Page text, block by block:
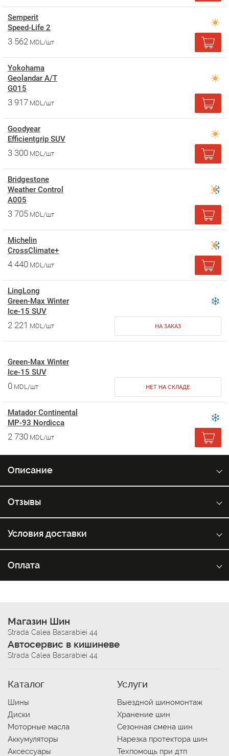
Semperit
Speed-Life 2
3 562 MDL/шт
Yokohama
Geolandar A/T
G015
3 917 MDL/шт
Goodyear
Efficientgrip SUV
3 300 MDL/шт
Bridgestone
Weather Control
A005
3 705 MDL/шт
Michelin
CrossClimate+
4 440 MDL/шт
LingLong
Green-Max Winter
Ice-15 SUV
2 221 MDL/шт НА ЗАКАЗ
Green-Max Winter
Ice-15 SUV
0 MDL/шт НЕТ НА СКЛАДЕ
Matador Continental
MP-93 Nordicca
2 730 MDL/шт
Описание
Отзывы
Условия доставки
Оплата
Магазин Шин
Strada Calea Basarabiei 44
Автосервис в кишиневе
Strada Calea Basarabiei 44
Каталог
Шины
Диски
Моторные масла
Аккумуляторы
Аксессуары
Услуги
Выездной шиномонтаж
Хранение шин
Сезонная смена шин
Нарезка протектора шин
Техпомощь при дтп